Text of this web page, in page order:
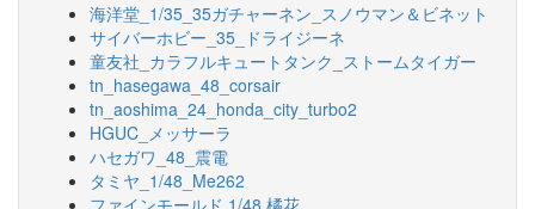
海洋堂_1/35_35ガチャーネン_スノウマン＆ビネット
サイバーホビー_35_ドライジーネ
童友社_カラフルキュートタンク_ストームタイガー
tn_hasegawa_48_corsair
tn_aoshima_24_honda_city_turbo2
HGUC_メッサーラ
ハセガワ_48_震電
タミヤ_1/48_Me262
ファインモールド 1/48 橘花